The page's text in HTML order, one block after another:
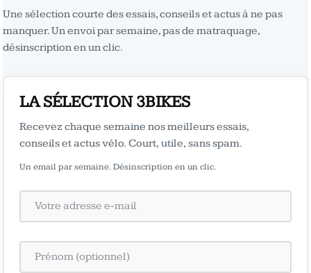
Une sélection courte des essais, conseils et actus à ne pas
manquer. Un envoi par semaine, pas de matraquage,
désinscription en un clic.
LA SÉLECTION 3BIKES
Recevez chaque semaine nos meilleurs essais,
conseils et actus vélo. Court, utile, sans spam.
Un email par semaine. Désinscription en un clic.